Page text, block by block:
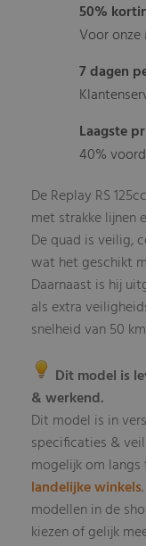
50%
Voor
7 dagen
Laagste
40%
De Replay RS
met strakke lijnen
De quad is veilig,
wat het geschikt
Daarnaast is hij
als extra
snelheid van 50
Dit model is
& werkend.
Dit model is in
specificaties &
mogelijk om langs
landelijke winkels
modellen in de
kiezen of gelijk